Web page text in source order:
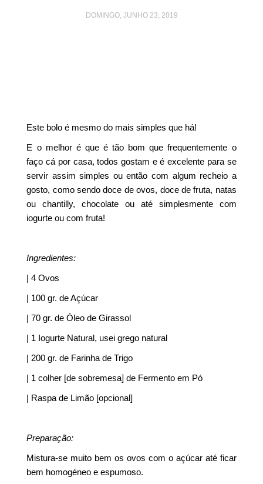
DOMINGO, JUNHO 23, 2019
Este bolo é mesmo do mais simples que há!
E o melhor é que é tão bom que frequentemente o
faço cá por casa, todos gostam e é excelente para se
servir assim simples ou então com algum recheio a
gosto, como sendo doce de ovos, doce de fruta, natas
ou chantilly, chocolate ou até simplesmente com
iogurte ou com fruta!
Ingredientes:
| 4 Ovos
| 100 gr. de Açúcar
| 70 gr. de Óleo de Girassol
| 1 Iogurte Natural, usei grego natural
| 200 gr. de Farinha de Trigo
| 1 colher [de sobremesa] de Fermento em Pó
| Raspa de Limão [opcional]
Preparação:
Mistura-se muito bem os ovos com o açúcar até ficar
bem homogéneo e espumoso.